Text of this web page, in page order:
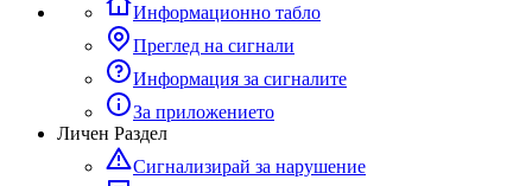
Информационно табло
Преглед на сигнали
Информация за сигналите
За приложението
Личен Раздел
Сигнализирай за нарушение